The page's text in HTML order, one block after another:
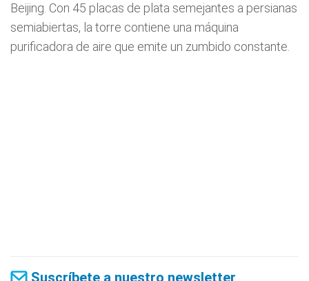
Beijing. Con 45 placas de plata semejantes a persianas
semiabiertas, la torre contiene una máquina
purificadora de aire que emite un zumbido constante.
Suscríbete a nuestro newsletter